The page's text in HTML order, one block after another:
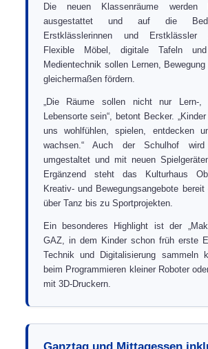
Die neuen Klassenräume werden
ausgestattet und auf die
Erstklässlerinnen und Erstklässler
Flexible Möbel, digitale Tafeln und
Medientechnik sollen Lernen,
gleichermaßen fördern.
„Die Räume sollen nicht nur Lern-,
Lebensorte sein“, betont Becker.
uns wohlfühlen, spielen, entdecken
wachsen.“ Auch der Schulhof wird
umgestaltet und mit neuen
Ergänzend steht das Kulturhaus
Kreativ- und Bewegungsangebote
über Tanz bis zu Sportprojekten.
Ein besonderes Highlight ist der
GAZ, in dem Kinder schon früh erste
Technik und Digitalisierung sammeln
beim Programmieren kleiner Roboter
mit 3D-Druckern.
Ganztag und Mittagessen